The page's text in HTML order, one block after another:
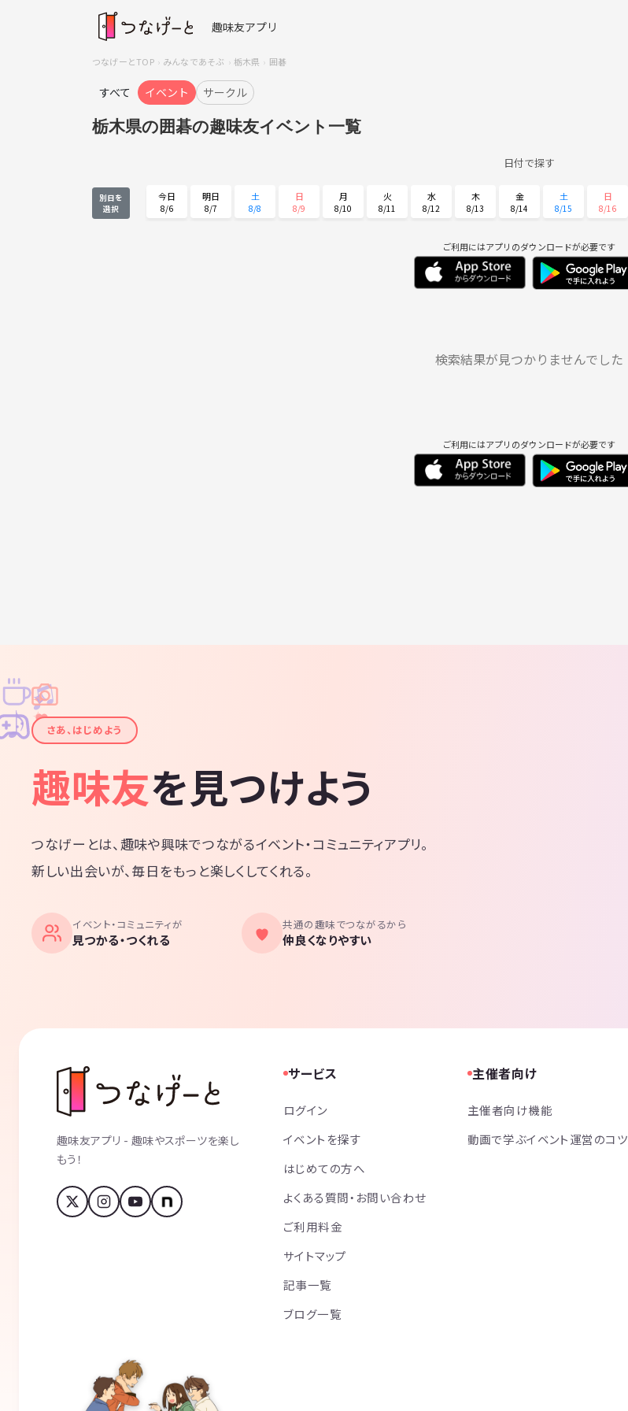
趣味友アプリ
つなげーとTOP みんなであそぶ 栃木県 囲碁
すべて イベント サークル
栃木県の囲碁の趣味友イベント一覧
日付で探す
別日を
選択
今日
8/6
明日
8/7
土
8/8
日
8/9
月
8/10
火
8/11
水
8/12
木
8/13
金
8/14
土
8/15
日
8/16
8/31 9/1 9/2 9/3
ご利用にはアプリのダウンロードが必要です
検索結果が見つかりませんでした
ご利用にはアプリのダウンロードが必要です
✦
✦
✧
✧
♪
♫
さあ、はじめよう
趣味友を見つけよう
つなげーとは、趣味や興味でつながるイベント・コミュニティアプリ。
新しい出会いが、毎日をもっと楽しくしてくれる。
イベント・コミュニティが
見つかる・つくれる
共通の趣味でつながるから
仲良くなりやすい
趣味友アプリ - 趣味やスポーツを楽し
もう！
サービス
ログイン
イベントを探す
はじめての方へ
よくある質問・お問い合わせ
ご利用料金
サイトマップ
記事一覧
ブログ一覧
主催者向け
主催者向け機能
動画で学ぶイベント運営のコツ